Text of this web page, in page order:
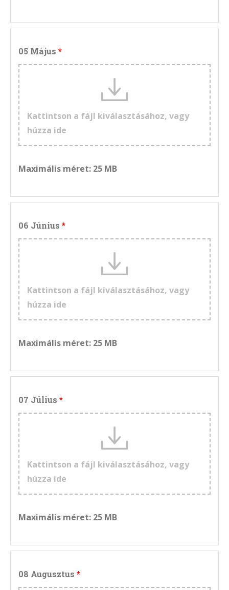
05 Május
Kattintson a fájl kiválasztásához, vagy
húzza ide
Maximális méret: 25 MB
06 Június
Kattintson a fájl kiválasztásához, vagy
húzza ide
Maximális méret: 25 MB
07 Július
Kattintson a fájl kiválasztásához, vagy
húzza ide
Maximális méret: 25 MB
08 Augusztus